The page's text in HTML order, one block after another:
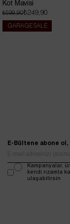
Kot Mavisi
₺249,90
₺599,90
GARAGE SALE
E-Bültene abone
Kampanyalar,
kendi rızamla
ulaşabilirsin